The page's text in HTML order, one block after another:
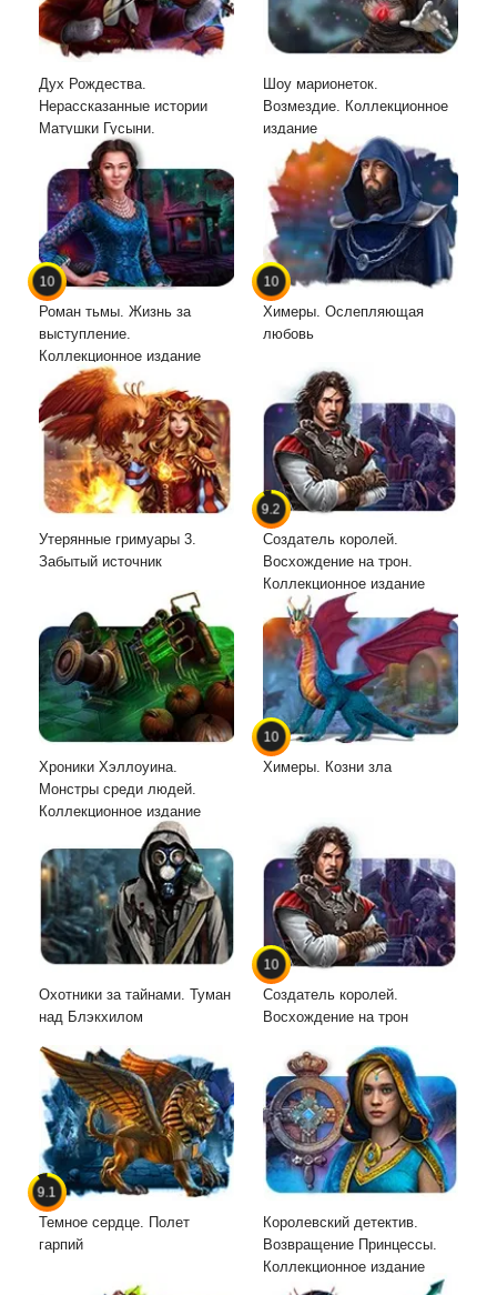
Дух Рождества.
Нерассказанные истории
Матушки Гусыни.
Коллекционное издание
Шоу марионеток.
Возмездие. Коллекционное
издание
10
Роман тьмы. Жизнь за
выступление.
Коллекционное издание
10
Химеры. Ослепляющая
любовь
Утерянные гримуары 3.
Забытый источник
9.2
Создатель королей.
Восхождение на трон.
Коллекционное издание
Хроники Хэллоуина.
Монстры среди людей.
Коллекционное издание
10
Химеры. Козни зла
Охотники за тайнами. Туман
над Блэкхилом
10
Создатель королей.
Восхождение на трон
9.1
Темное сердце. Полет
гарпий
Королевский детектив.
Возвращение Принцессы.
Коллекционное издание